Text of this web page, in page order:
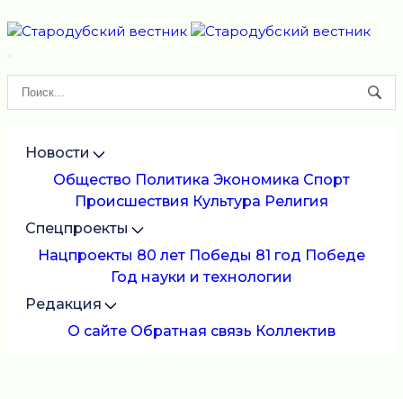
Новости
Общество Политика Экономика Спорт
Происшествия Культура Религия
Спецпроекты
Нацпроекты 80 лет Победы 81 год Победе
Год науки и технологии
Редакция
О сайте Обратная связь Коллектив